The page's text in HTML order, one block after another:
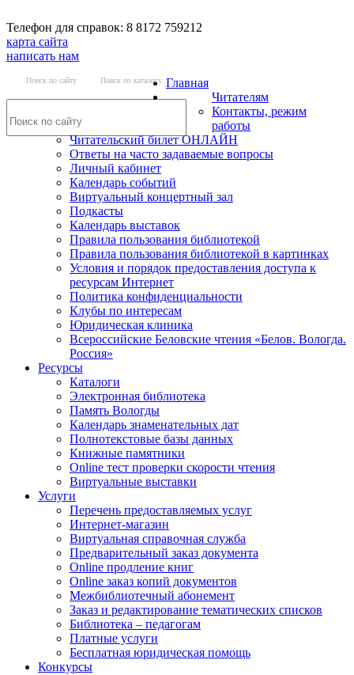
Телефон для справок: 8 8172 759212
карта сайта
написать нам
Поиск по сайту Поиск по каталогу Главная
Читателям
Контакты, режим
работы
Читательский билет ОНЛАЙН
Ответы на часто задаваемые вопросы
Личный кабинет
Календарь событий
Виртуальный концертный зал
Подкасты
Календарь выставок
Правила пользования библиотекой
Правила пользования библиотекой в картинках
Условия и порядок предоставления доступа к
ресурсам Интернет
Политика конфиденциальности
Клубы по интересам
Юридическая клиника
Всероссийские Беловские чтения «Белов. Вологда.
Россия»
Ресурсы
Каталоги
Электронная библиотека
Память Вологды
Календарь знаменательных дат
Полнотекстовые базы данных
Книжные памятники
Online тест проверки скорости чтения
Виртуальные выставки
Услуги
Перечень предоставляемых услуг
Интернет-магазин
Виртуальная справочная служба
Предварительный заказ документа
Online продление книг
Online заказ копий документов
Межбиблиотечный абонемент
Заказ и редактирование тематических списков
Библиотека – педагогам
Платные услуги
Бесплатная юридическая помощь
Конкурсы